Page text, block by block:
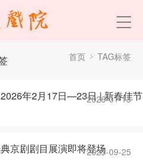
首页 TAG标签
2026年2月17日—23日 | 新春佳节
2026-01-13
京剧剧目展演即将登场2025-09-25